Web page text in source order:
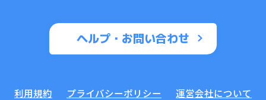
ヘルプ・お問い合わせ
利用規約 プライバシーポリシー
運営会社について